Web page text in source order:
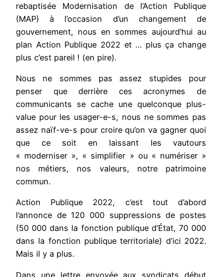
rebaptisée Modernisation de l’Action Publique
(MAP) à l’occasion d’un changement de
gouvernement, nous en sommes aujourd’hui au
plan Action Publique 2022 et … plus ça change
plus c’est pareil ! (en pire).
Nous ne sommes pas assez stupides pour
penser que derrière ces acronymes de
communicants se cache une quelconque plus-
value pour les usager-e-s, nous ne sommes pas
assez naïf-ve-s pour croire qu’on va gagner quoi
que ce soit en laissant les vautours
« moderniser », « simplifier » ou « numériser »
nos métiers, nos valeurs, notre patrimoine
commun.
Action Publique 2022, c’est tout d’abord
l’annonce de 120 000 suppressions de postes
(50 000 dans la fonction publique d’État, 70 000
dans la fonction publique territoriale) d’ici 2022.
Mais il y a plus.
Dans une lettre envoyée aux syndicats début